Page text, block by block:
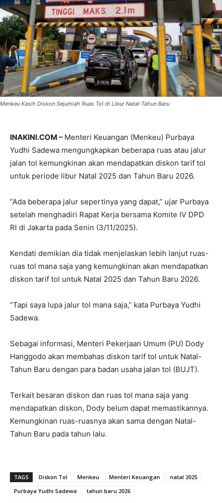
Menkeu Kasih Diskon Sejumlah Ruas Tol di Libur Natal-Tahun Baru
INAKINI.COM – Menteri Keuangan (Menkeu) Purbaya
Yudhi Sadewa mengungkapkan beberapa ruas atau jalur
jalan tol kemungkinan akan mendapatkan diskon tarif tol
untuk periode libur Natal 2025 dan Tahun Baru 2026.
“Ada beberapa jalur sepertinya yang dapat,” ujar Purbaya
setelah menghadiri Rapat Kerja bersama Komite IV DPD
RI di Jakarta pada Senin (3/11/2025).
Kendati demikian dia tidak menjelaskan lebih lanjut ruas-
ruas tol mana saja yang kemungkinan akan mendapatkan
diskon tarif tol untuk Natal 2025 dan Tahun Baru 2026.
“Tapi saya lupa jalur tol mana saja,” kata Purbaya Yudhi
Sadewa.
Sebagai informasi, Menteri Pekerjaan Umum (PU) Dody
Hanggodo akan membahas diskon tarif tol untuk Natal-
Tahun Baru dengan para badan usaha jalan tol (BUJT).
Terkait besaran diskon dan ruas tol mana saja yang
mendapatkan diskon, Dody belum dapat memastikannya.
Kemungkinan ruas-ruasnya akan sama dengan Natal-
Tahun Baru pada tahun lalu.
TAGS Diskon Tol Menkeu Menteri Keuangan
natal 2025
Purbaya Yudhi Sadewa
tahun baru 2026